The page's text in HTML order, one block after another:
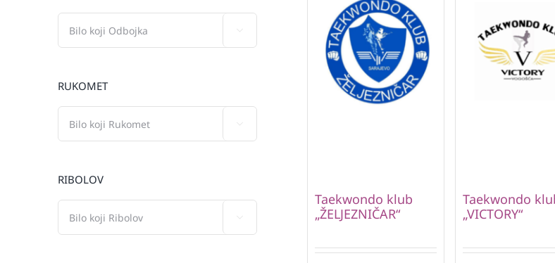
Taekwondo klub
„ŽELJEZNIČAR“
Taekwondo
„VICTORY“
RUKOMET
RIBOLOV